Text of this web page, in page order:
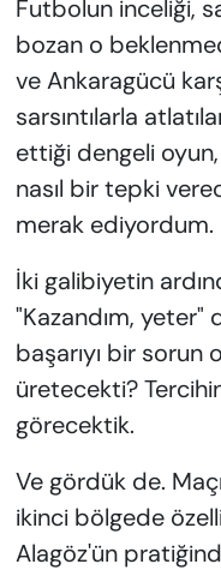
Futbolun inceliği,
bozan o
ve Ankaragücü
sarsıntılarla
ettiği dengeli oyun,
nasıl bir tepki
merak ediyordum.
İki galibiyetin
"Kazandım, yeter"
başarıyı bir
üretecekti?
görecektik.
Ve gördük de.
ikinci bölgede
Alagöz'ün
KADIN
SAĞLIK
SPOR
KÜLTÜR-
ÖZEL HABER
YAZAR KÖŞESİ
SİYASET
VAN VE